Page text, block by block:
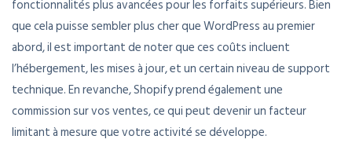
fonctionnalités plus avancées pour les forfaits supérieurs. Bien
que cela puisse sembler plus cher que WordPress au premier
abord, il est important de noter que ces coûts incluent
l’hébergement, les mises à jour, et un certain niveau de support
technique. En revanche, Shopify prend également une
commission sur vos ventes, ce qui peut devenir un facteur
limitant à mesure que votre activité se développe.